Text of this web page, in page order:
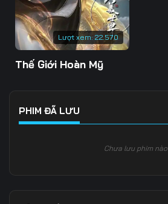
Lượt xem: 22.570
Thế Giới Hoàn Mỹ
PHIM ĐÃ LƯU
Chưa lưu phim nào